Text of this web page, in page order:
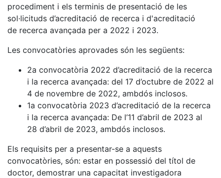
procediment i els terminis de presentació de les
sol·licituds d’acreditació de recerca i d'acreditació
de recerca avançada per a 2022 i 2023.
Les convocatòries aprovades són les següents:
2a convocatòria 2022 d’acreditació de la recerca
i la recerca avançada: del 17 d’octubre de 2022 al
4 de novembre de 2022, ambdós inclosos.
1a convocatòria 2023 d’acreditació de la recerca
i la recerca avançada: De l’11 d’abril de 2023 al
28 d’abril de 2023, ambdós inclosos.
Els requisits per a presentar-se a aquests
convocatòries, són: estar en possessió del títol de
doctor, demostrar una capacitat investigadora